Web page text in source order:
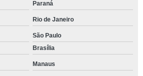
Paraná
Rio de Janeiro
São Paulo
Brasília
Manaus